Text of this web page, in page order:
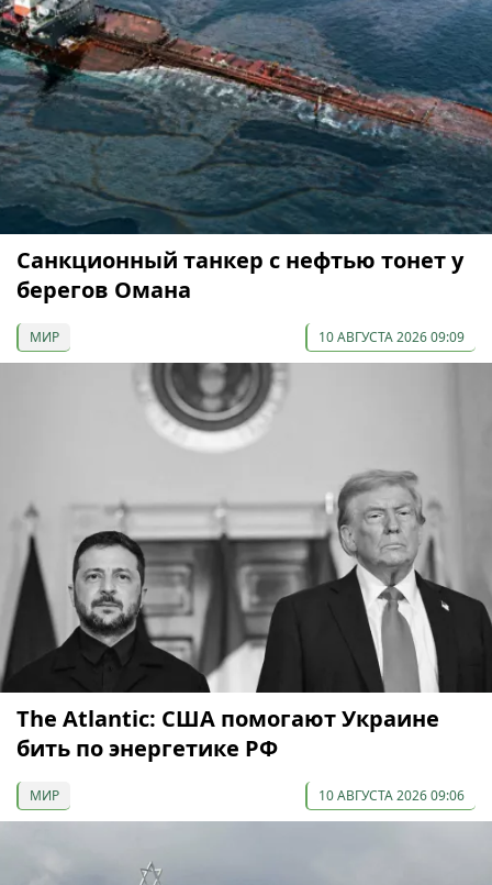
Санкционный танкер с нефтью тонет у
берегов Омана
МИР 10 АВГУСТА 2026 09:09
The Atlantic: США помогают Украине
бить по энергетике РФ
МИР 10 АВГУСТА 2026 09:06